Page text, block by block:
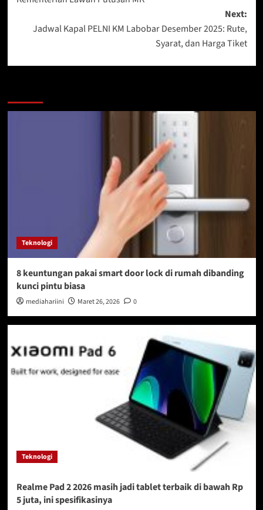
Next:
Jadwal Kapal PELNI KM Labobar Desember 2025: Rute,
Syarat, dan Harga Tiket
Teknologi
8 keuntungan pakai smart door lock di rumah dibanding
kunci pintu biasa
mediahariini Maret 26, 2026 0
Teknologi
Realme Pad 2 2026 masih jadi tablet terbaik di bawah Rp
5 juta, ini spesifikasinya